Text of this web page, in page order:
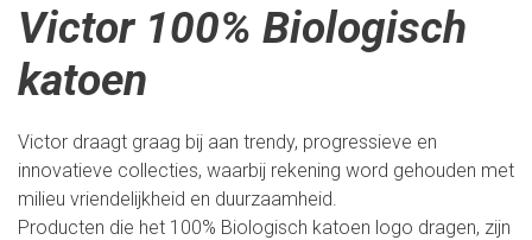
Victor 100% Biologisch
katoen
Victor draagt graag bij aan trendy, progressieve en
innovatieve collecties, waarbij rekening word gehouden met
milieu vriendelijkheid en duurzaamheid.
Producten die het 100% Biologisch katoen logo dragen, zijn